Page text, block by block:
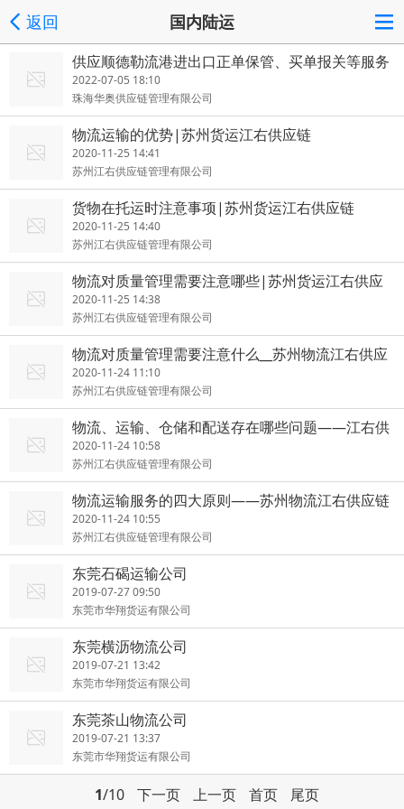
返回 国内陆运
供应顺德勒流港进出口正单保管、买单报关等服务
2022-07-05 18:10
珠海华奥供应链管理有限公司
物流运输的优势|苏州货运江右供应链
2020-11-25 14:41
苏州江右供应链管理有限公司
货物在托运时注意事项|苏州货运江右供应链
2020-11-25 14:40
苏州江右供应链管理有限公司
物流对质量管理需要注意哪些|苏州货运江右供应
链
2020-11-25 14:38
苏州江右供应链管理有限公司
物流对质量管理需要注意什么__苏州物流江右供应
链
2020-11-24 11:10
苏州江右供应链管理有限公司
物流、运输、仓储和配送存在哪些问题——江右供
应链
2020-11-24 10:58
苏州江右供应链管理有限公司
物流运输服务的四大原则——苏州物流江右供应链
2020-11-24 10:55
苏州江右供应链管理有限公司
东莞石碣运输公司
2019-07-27 09:50
东莞市华翔货运有限公司
东莞横沥物流公司
2019-07-21 13:42
东莞市华翔货运有限公司
东莞茶山物流公司
2019-07-21 13:37
东莞市华翔货运有限公司
1/10 下一页 上一页 首页 尾页